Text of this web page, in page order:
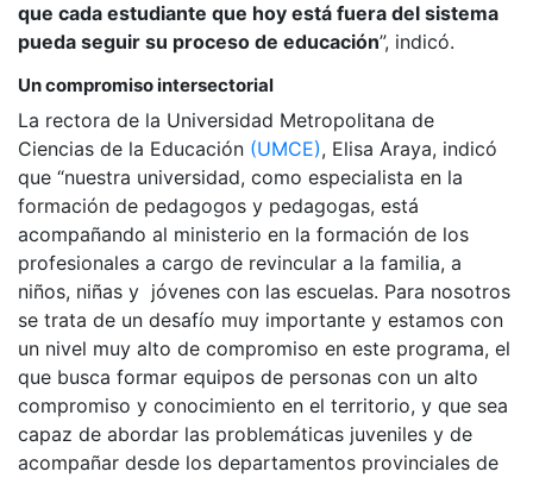
que cada estudiante que hoy está fuera del sistema
pueda seguir su proceso de educación”, indicó.
Un compromiso intersectorial
La rectora de la Universidad Metropolitana de
Ciencias de la Educación (UMCE), Elisa Araya, indicó
que “nuestra universidad, como especialista en la
formación de pedagogos y pedagogas, está
acompañando al ministerio en la formación de los
profesionales a cargo de revincular a la familia, a
niños, niñas y jóvenes con las escuelas. Para nosotros
se trata de un desafío muy importante y estamos con
un nivel muy alto de compromiso en este programa, el
que busca formar equipos de personas con un alto
compromiso y conocimiento en el territorio, y que sea
capaz de abordar las problemáticas juveniles y de
acompañar desde los departamentos provinciales de